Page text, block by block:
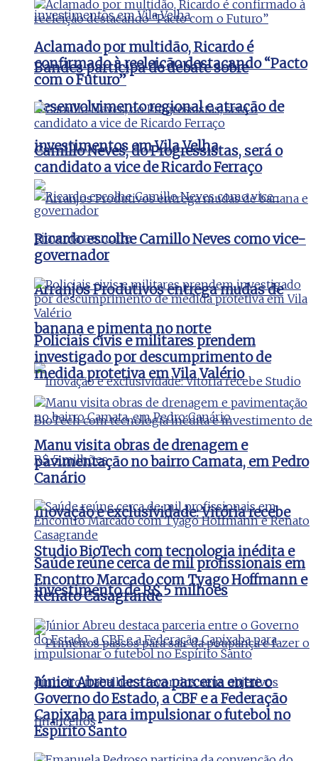
Bandes participa de debate sobre
desenvolvimento regional e atração de
investimentos em Vila Velha
Arranjos Produtivos entrega mudas de
banana e pimenta no norte
Inovação e exclusividade: Vitória recebe
Studio BioTech com tecnologia inédita e
investimento de R$ 5 milhões
Aclamado por multidão, Ricardo é
confirmado à reeleição destacando “Pacto
com o Futuro”
Camillo Neves, do Progressistas, será o
candidato a vice de Ricardo Ferraço
Ricardo escolhe Camillo Neves como vice-
governador
Policiais civis e militares prendem
investigado por descumprimento de
medida protetiva em Vila Valério
Manu visita obras de drenagem e
pavimentação no bairro Camata, em Pedro
Canário
Saúde reúne cerca de mil profissionais em
Encontro Marcado com Tyago Hoffmann e
Renato Casagrande
Júnior Abreu destaca parceria entre o
Governo do Estado, a CBF e a Federação
Capixaba para impulsionar o futebol no
Espírito Santo